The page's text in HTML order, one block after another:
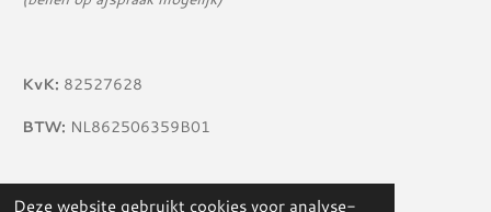
Deze website gebruikt cookies voor analyse-
KvK: 82527628
BTW: NL862506359B01